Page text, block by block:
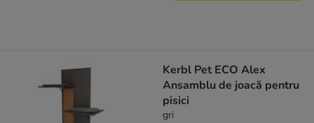
Kerbl Pet ECO Alex
Ansamblu de joacă pentru
pisici
gri